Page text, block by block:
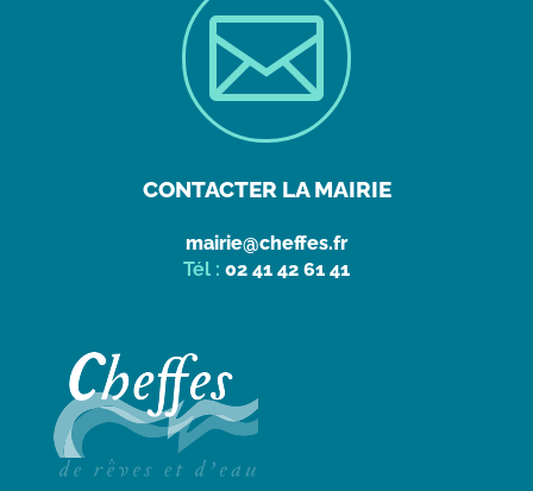

CONTACTER LA MAIRIE
mairie@cheffes.fr
Tél : 02 41 42 61 41